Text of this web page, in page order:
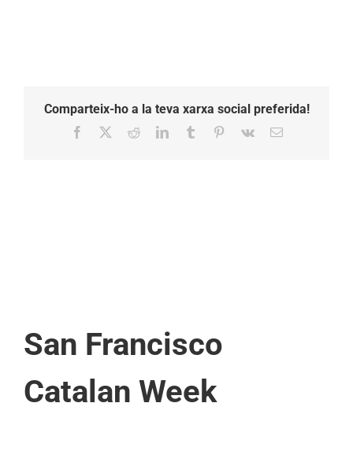
Comparteix-ho a la teva xarxa social preferida!
Facebook RedditLinkedInTumblr Pinterest
Vk Email:
San Francisco
Catalan Week